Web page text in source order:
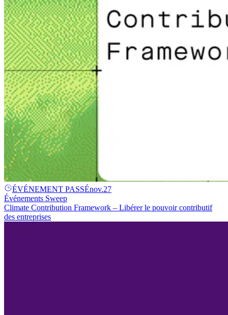
ÉVÉNEMENT PASSÉnov.27
Événements Sweep
Climate Contribution Framework – Libérer le pouvoir contributif
des entreprises